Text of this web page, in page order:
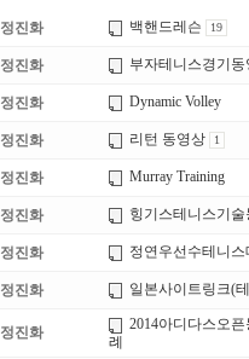
정진화 백핸드레슨 19
정진화 부자테니스경기동
정진화 Dynamic Volley
정진화 리턴 동영상 1
정진화 Murray Training
정진화 힝기스테니스기술
정진화 정연우선수테니스
정진화 일본사이트링크(
정진화
2014아디다스오
례